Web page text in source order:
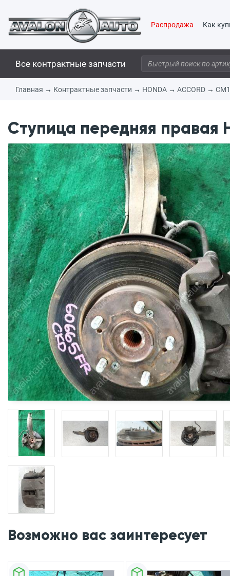
Распродажа Как
Все контрактные запчасти
Главная → Контрактные запчасти → HONDA → ACCORD → CM1
Ступица передняя правая
Возможно вас заинтересует